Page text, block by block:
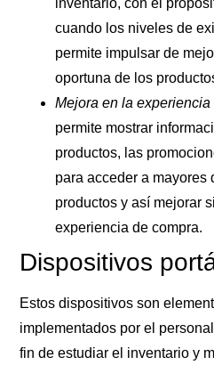
inventario, con el
cuando los niveles de
permite impulsar de
oportuna de los
Mejora en la
permite mostrar
productos, las
para acceder a mayores
productos y así mejorar
experiencia de compra.
Dispositivos
Estos dispositivos son
implementados por el
fin de estudiar el inventario y